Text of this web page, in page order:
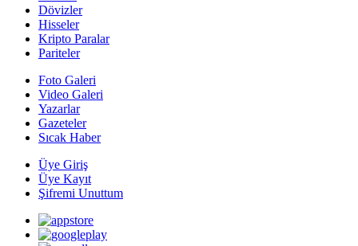
Dövizler
Hisseler
Kripto Paralar
Pariteler
Foto Galeri
Video Galeri
Yazarlar
Gazeteler
Sıcak Haber
Üye Giriş
Üye Kayıt
Şifremi Unuttum